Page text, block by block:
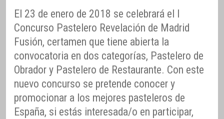
El 23 de enero de 2018 se celebrará el I
Concurso Pastelero Revelación de Madrid
Fusión, certamen que tiene abierta la
convocatoria en dos categorías, Pastelero de
Obrador y Pastelero de Restaurante. Con este
nuevo concurso se pretende conocer y
promocionar a los mejores pasteleros de
España, si estás interesada/o en participar,